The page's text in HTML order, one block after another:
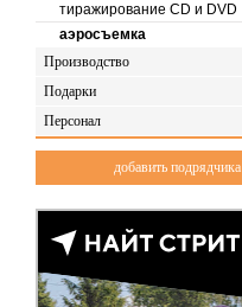
тиражирование CD и DVD
аэросъемка
Производство
Подарки
Персонал
добавить подрядчика